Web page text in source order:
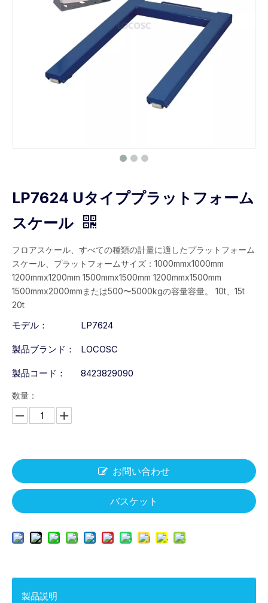
LP7624 Uタイププラットフォーム
スケール
フロアスケール、すべての種類の計量に適したプラットフォーム
スケール、プラットフォームサイズ：1000mmx1000mm
1200mmx1200mm 1500mmx1500mm 1200mmx1500mm
1500mmx2000mmまたは500〜5000kgの容量容量。 10t、15t
20t
モデル： LP7624
製品ブランド： LOCOSC
製品コード： 8423829090
数量：
お問い合わせ
バスケット
製品説明